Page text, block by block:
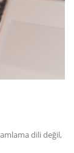
dili değil,